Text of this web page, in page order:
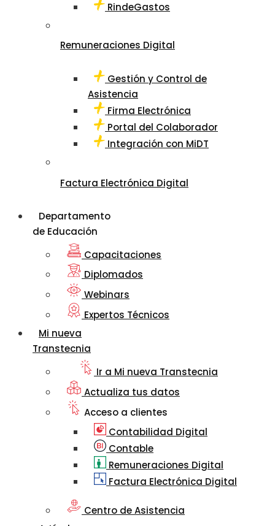
RindeGastos
Remuneraciones Digital
Gestión y Control de
Asistencia
Firma Electrónica
Portal del Colaborador
Integración con MiDT
Factura Electrónica Digital
Departamento
de Educación
Capacitaciones
Diplomados
Webinars
Expertos Técnicos
Mi nueva
Transtecnia
Ir a Mi nueva Transtecnia
Actualiza tus datos
Acceso a clientes
Contabilidad Digital
Contable
Remuneraciones Digital
Factura Electrónica Digital
Centro de Asistencia